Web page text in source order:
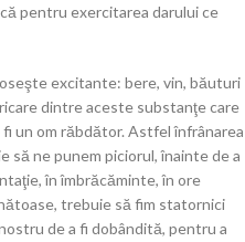
pentru exercitarea darului ce
excitante: bere, vin, băuturi
dintre aceste substanţe care
un om răbdător. Astfel înfrânarea
să ne punem piciorul, înainte de a
în îmbrăcăminte, în ore
trebuie să fim statornici
de a fi dobândită, pentru a